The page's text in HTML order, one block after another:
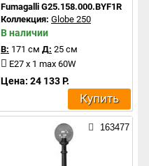
Fumagalli G25.158.000.BYF1R
Коллекция: Globe 250
В наличии
В: 171 см Д: 25 см
E27 x 1 max 60W
Цена: 24 133 Р.
Купить
163477